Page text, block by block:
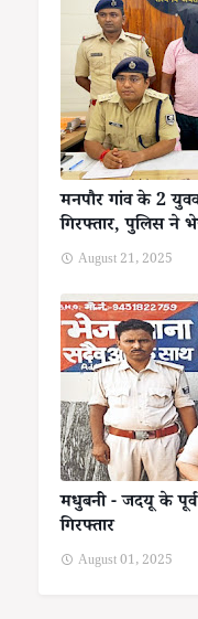
मनपौर गांव के 2
गिरफ्तार, पुलिस ने
August 21, 2025
मधुबनी - जदयू के
गिरफ्तार
August 01, 2025